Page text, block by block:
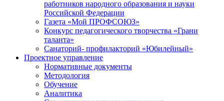
работников народного образования и науки
Российской Федерации
Газета «Мой ПРОФСОЮЗ»
Конкурс педагогического творчества «Грани
таланта»
Санаторий- профилакторий «Юбилейный»
Проектное управление
Нормативные документы
Методология
Обучение
Аналитика